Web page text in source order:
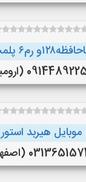
(ارومیه)
موبایل هیربد استور
(اصفهان)